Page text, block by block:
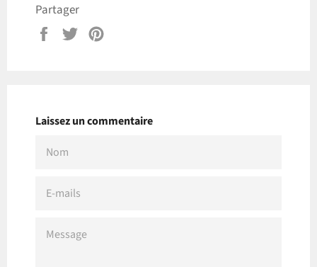
Partager
PartagerTweeter
Laissez un commentaire
MAILS